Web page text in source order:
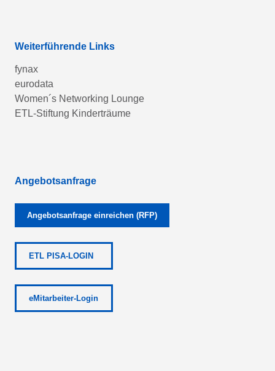
Weiterführende Links
fynax
eurodata
Women´s Networking Lounge
ETL-Stiftung Kinderträume
Angebotsanfrage
Angebotsanfrage einreichen (RFP)
ETL PISA-LOGIN
eMitarbeiter-Login